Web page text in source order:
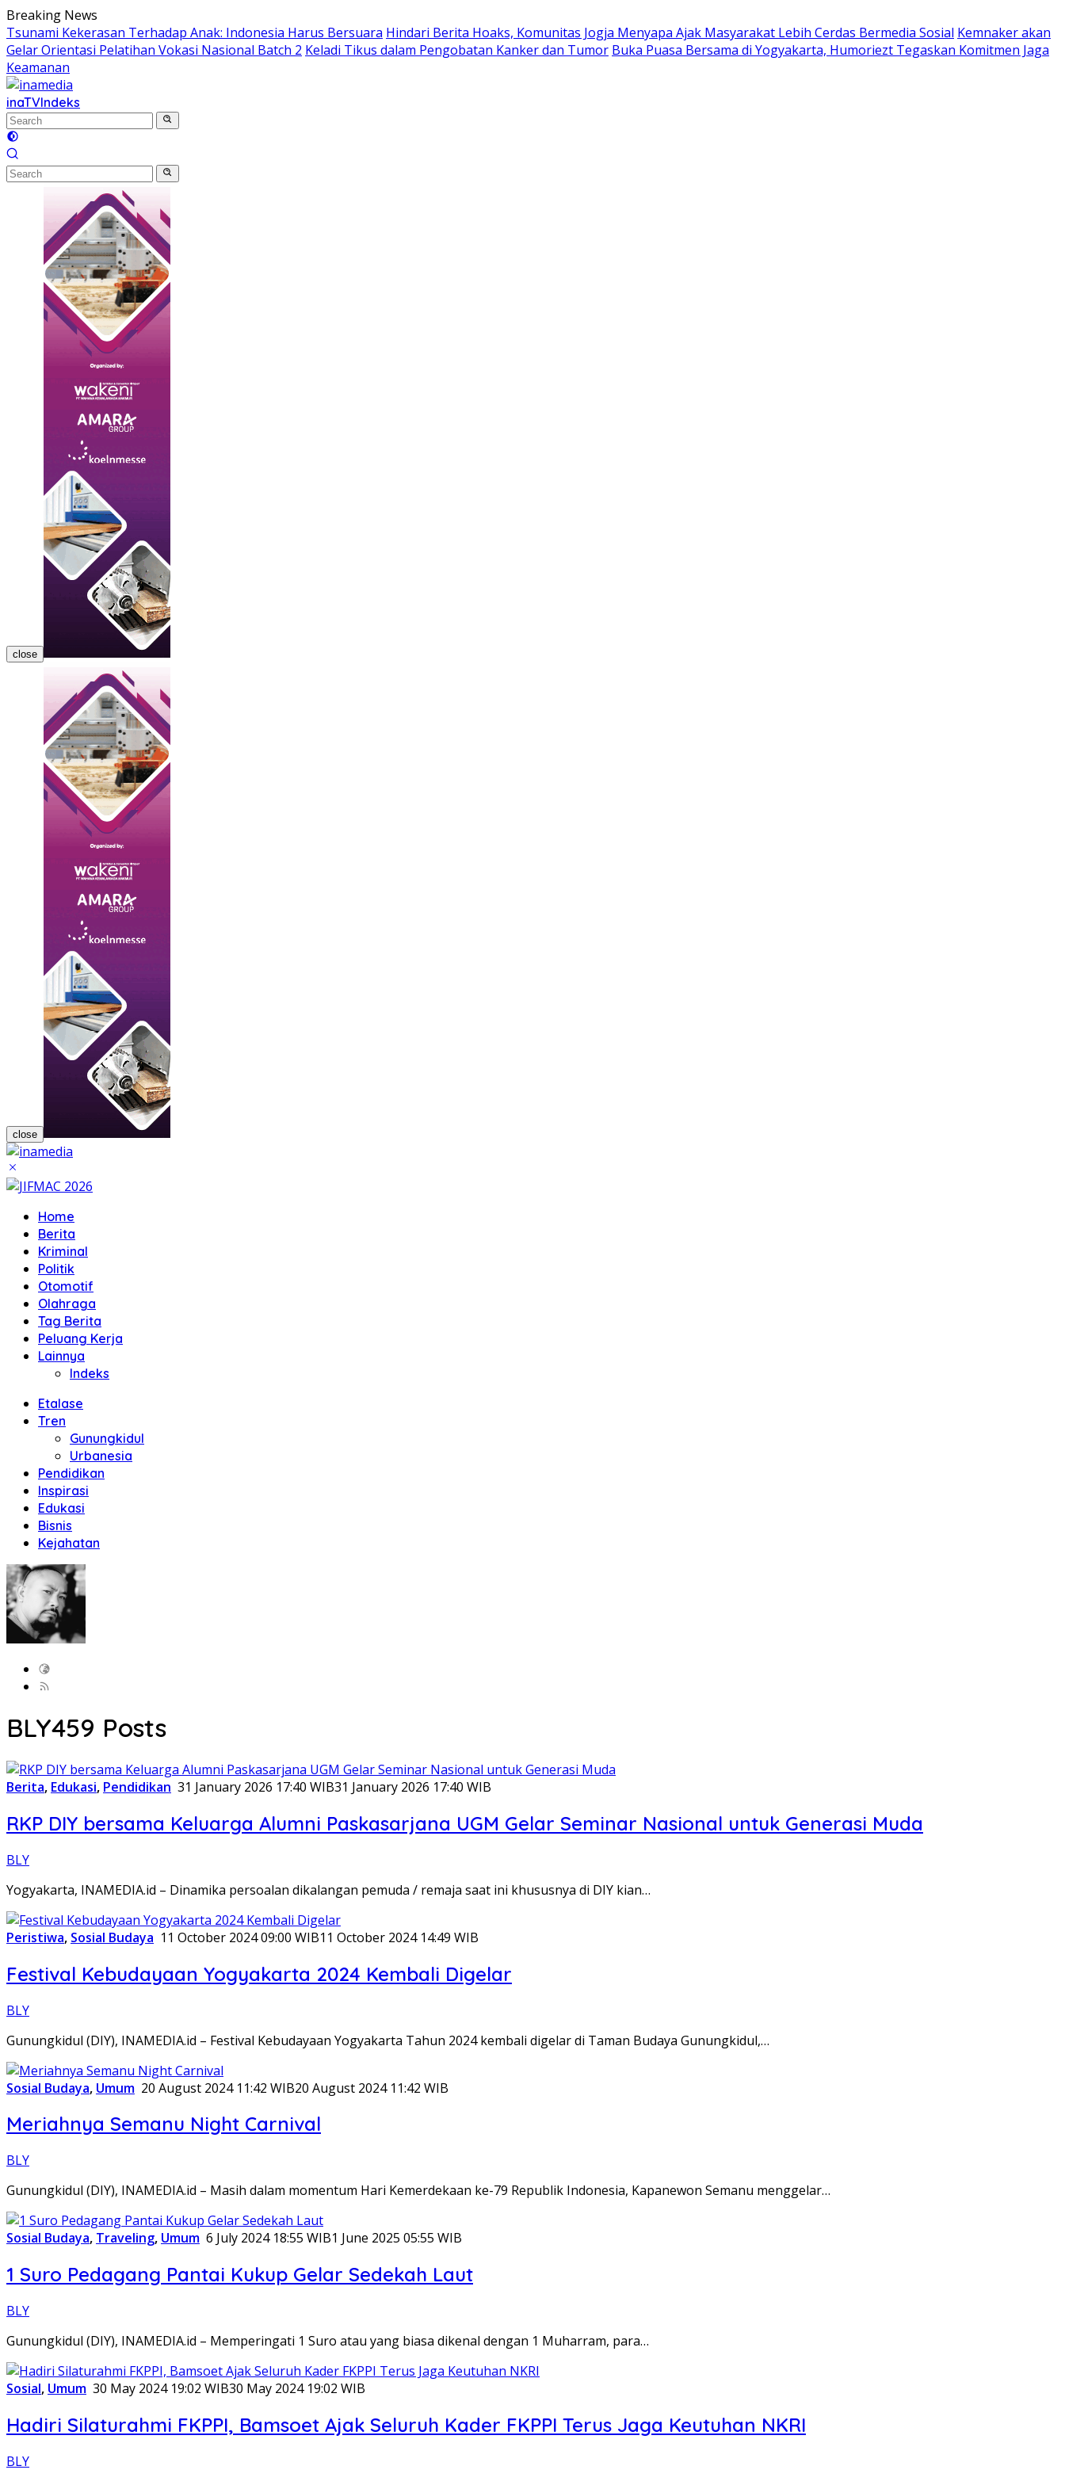
Skip
to
content
Breaking News
Tsunami Kekerasan Terhadap Anak: Indonesia Harus Bersuara Hindari Berita Hoaks, Komunitas Jogja Menyapa Ajak Masyarakat Lebih Cerdas Bermedia Sosial Kemnaker akan
Gelar Orientasi Pelatihan Vokasi Nasional Batch 2 Keladi Tikus dalam Pengobatan Kanker dan Tumor Buka Puasa Bersama di Yogyakarta, Humoriezt Tegaskan Komitmen Jaga
Keamanan
inaTVIndeks
close
close
Home
Berita
Kriminal
Politik
Otomotif
Olahraga
Tag Berita
Peluang Kerja
Lainnya
Indeks
Etalase
Tren
Gunungkidul
Urbanesia
Pendidikan
Inspirasi
Edukasi
Bisnis
Kejahatan
BLY459 Posts
Berita, Edukasi, Pendidikan 31 January 2026 17:40 WIB31 January 2026 17:40 WIB
RKP DIY bersama Keluarga Alumni Paskasarjana UGM Gelar Seminar Nasional untuk Generasi Muda
BLY
Yogyakarta, INAMEDIA.id – Dinamika persoalan dikalangan pemuda / remaja saat ini khususnya di DIY kian…
Peristiwa, Sosial Budaya 11 October 2024 09:00 WIB11 October 2024 14:49 WIB
Festival Kebudayaan Yogyakarta 2024 Kembali Digelar
BLY
Gunungkidul (DIY), INAMEDIA.id – Festival Kebudayaan Yogyakarta Tahun 2024 kembali digelar di Taman Budaya Gunungkidul,…
Sosial Budaya, Umum 20 August 2024 11:42 WIB20 August 2024 11:42 WIB
Meriahnya Semanu Night Carnival
BLY
Gunungkidul (DIY), INAMEDIA.id – Masih dalam momentum Hari Kemerdekaan ke-79 Republik Indonesia, Kapanewon Semanu menggelar…
Sosial Budaya, Traveling, Umum 6 July 2024 18:55 WIB1 June 2025 05:55 WIB
1 Suro Pedagang Pantai Kukup Gelar Sedekah Laut
BLY
Gunungkidul (DIY), INAMEDIA.id – Memperingati 1 Suro atau yang biasa dikenal dengan 1 Muharram, para…
Sosial, Umum 30 May 2024 19:02 WIB30 May 2024 19:02 WIB
Hadiri Silaturahmi FKPPI, Bamsoet Ajak Seluruh Kader FKPPI Terus Jaga Keutuhan NKRI
BLY